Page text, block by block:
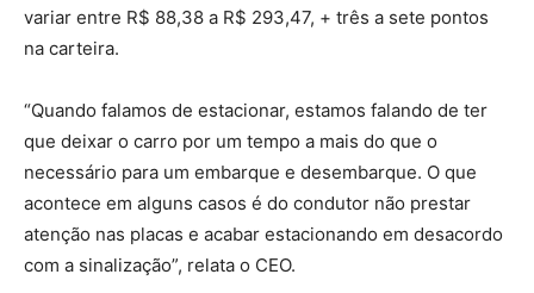
variar entre R$ 88,38 a R$ 293,47, + três a sete pontos
na carteira.
“Quando falamos de estacionar, estamos falando de ter
que deixar o carro por um tempo a mais do que o
necessário para um embarque e desembarque. O que
acontece em alguns casos é do condutor não prestar
atenção nas placas e acabar estacionando em desacordo
com a sinalização”, relata o CEO.